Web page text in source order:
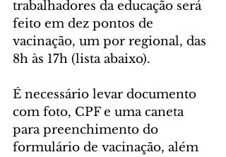
trabalhadores da educação será
feito em dez pontos de
vacinação, um por regional, das
8h às 17h (lista abaixo).
É necessário levar documento
com foto, CPF e uma caneta
para preenchimento do
formulário de vacinação, além